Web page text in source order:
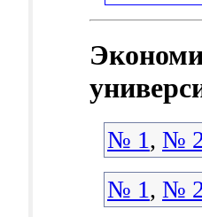
№ 1, №
№ 1, №